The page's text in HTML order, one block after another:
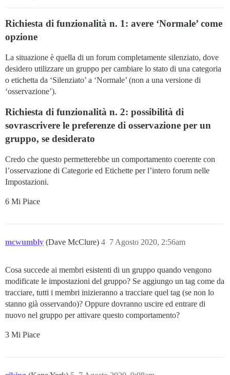
Richiesta di funzionalità n. 1: avere ‘Normale’ come
opzione
La situazione è quella di un forum completamente silenziato, dove
desidero utilizzare un gruppo per cambiare lo stato di una categoria
o etichetta da ‘Silenziato’ a ‘Normale’ (non a una versione di
‘osservazione’).
Richiesta di funzionalità n. 2: possibilità di
sovrascrivere le preferenze di osservazione per un
gruppo, se desiderato
Credo che questo permetterebbe un comportamento coerente con
l’osservazione di Categorie ed Etichette per l’intero forum nelle
Impostazioni.
6 Mi Piace
mcwumbly (Dave McClure) 7 Agosto 2020, 2:56am
4
Cosa succede ai membri esistenti di un gruppo quando vengono
modificate le impostazioni del gruppo? Se aggiungo un tag come da
tracciare, tutti i membri inizieranno a tracciare quel tag (se non lo
stanno già osservando)? Oppure dovranno uscire ed entrare di
nuovo nel gruppo per attivare questo comportamento?
3 Mi Piace